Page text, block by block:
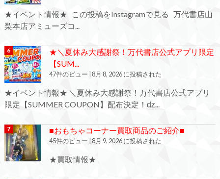
★イベント情報★ この投稿をInstagramで見る 万代書店山
梨本店アミューズコ...
★＼夏休み大感謝祭！万代書店公式アプリ限定
【SUM...
47件のビュー 8月 8, 2026 に投稿された
★イベント情報★ ＼夏休み大感謝祭！万代書店公式アプリ
限定【SUMMER COUPON】配布決定！ǳ...
■おもちゃコーナー買取商品のご紹介■
45件のビュー 8月 9, 2026 に投稿された
★買取情報★